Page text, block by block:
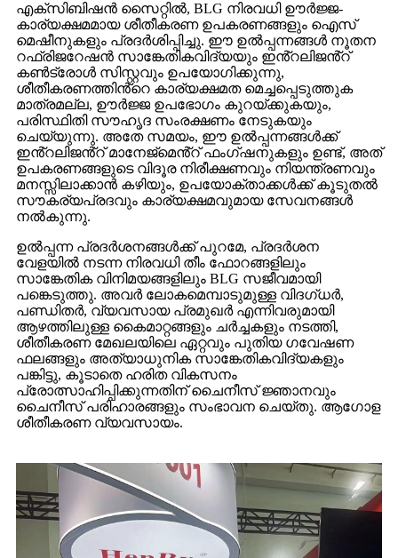
എക്സിബിഷൻ സൈറ്റിൽ, BLG നിരവധി ഊർജ്ജ-
കാര്യക്ഷമമായ ശീതീകരണ ഉപകരണങ്ങളും ഐസ്
മെഷീനുകളും പ്രദർശിപ്പിച്ചു. ഈ ഉൽപ്പന്നങ്ങൾ നൂതന
റഫ്രിജറേഷൻ സാങ്കേതികവിദ്യയും ഇൻ്റലിജൻ്റ്
കൺട്രോൾ സിസ്റ്റവും ഉപയോഗിക്കുന്നു,
ശീതീകരണത്തിൻ്റെ കാര്യക്ഷമത മെച്ചപ്പെടുത്തുക
മാത്രമല്ല, ഊർജ്ജ ഉപഭോഗം കുറയ്ക്കുകയും,
പരിസ്ഥിതി സൗഹൃദ സംരക്ഷണം നേടുകയും
ചെയ്യുന്നു. അതേ സമയം, ഈ ഉൽപ്പന്നങ്ങൾക്ക്
ഇൻ്റലിജൻ്റ് മാനേജ്മെൻ്റ് ഫംഗ്ഷനുകളും ഉണ്ട്, അത്
ഉപകരണങ്ങളുടെ വിദൂര നിരീക്ഷണവും നിയന്ത്രണവും
മനസ്സിലാക്കാൻ കഴിയും, ഉപയോക്താക്കൾക്ക് കൂടുതൽ
സൗകര്യപ്രദവും കാര്യക്ഷമവുമായ സേവനങ്ങൾ
നൽകുന്നു.
ഉൽപ്പന്ന പ്രദർശനങ്ങൾക്ക് പുറമേ, പ്രദർശന
വേളയിൽ നടന്ന നിരവധി തീം ഫോറങ്ങളിലും
സാങ്കേതിക വിനിമയങ്ങളിലും BLG സജീവമായി
പങ്കെടുത്തു. അവർ ലോകമെമ്പാടുമുള്ള വിദഗ്ധർ,
പണ്ഡിതർ, വ്യവസായ പ്രമുഖർ എന്നിവരുമായി
ആഴത്തിലുള്ള കൈമാറ്റങ്ങളും ചർച്ചകളും നടത്തി,
ശീതീകരണ മേഖലയിലെ ഏറ്റവും പുതിയ ഗവേഷണ
ഫലങ്ങളും അത്യാധുനിക സാങ്കേതികവിദ്യകളും
പങ്കിട്ടു, കൂടാതെ ഹരിത വികസനം
പ്രോത്സാഹിപ്പിക്കുന്നതിന് ചൈനീസ് ജ്ഞാനവും
ചൈനീസ് പരിഹാരങ്ങളും സംഭാവന ചെയ്തു. ആഗോള
ശീതീകരണ വ്യവസായം.